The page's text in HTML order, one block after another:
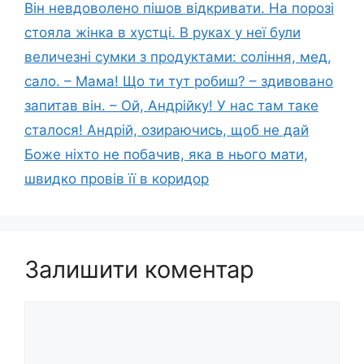
Він невдоволено пішов відкривати. На порозі
стояла жінка в хустці. В руках у неї були
величезні сумки з продуктами: соління, мед,
сало. – Мама! Що ти тут робиш? – здивовано
запитав він. – Ой, Андрійку! У нас там таке
сталося! Андрій, озираючись, щоб не дай
Боже ніхто не побачив, яка в нього мати,
швидко провів її в коридор
Залишити коментар